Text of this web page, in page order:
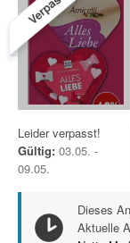
Leider verpasst!
Gültig: 03.05. -
09.05.
Dieses
Aktuelle